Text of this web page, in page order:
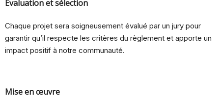
Évaluation et sélection
Chaque projet sera soigneusement évalué par un jury pour
garantir qu’il respecte les critères du règlement et apporte un
impact positif à notre communauté.
Mise en œuvre